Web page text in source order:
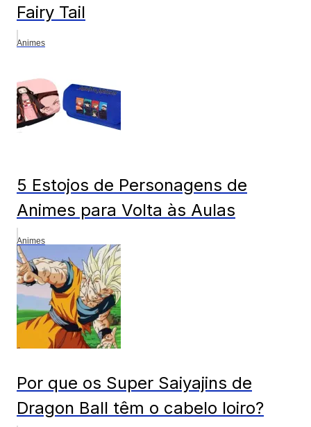
Fairy Tail
Animes
5 Estojos de Personagens de
Animes para Volta às Aulas
Animes
Por que os Super Saiyajins de
Dragon Ball têm o cabelo loiro?